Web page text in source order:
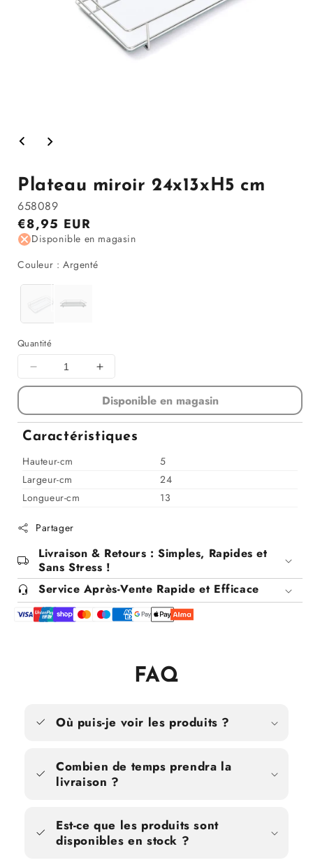
le
la
modale
Plateau miroir 24x13xH5 cm
658089
Prix
régulier
€8,95 EUR
Disponible en magasin
Couleur : ArgentéCouleur
Quantité
Diminuer
la
pour
Plateau
24x13xH5
cm
Augmenter
la
quantité
pour
Plateau
miroir
Disponible en magasin
Caractéristiques
Hauteur-cm
5
Largeur-cm
24
Longueur-cm
13
Partager
Livraison & Retours : Simples, Rapides et
Sans Stress !
Service Après-Vente Rapide et Efficace
FAQ
Où puis-je voir les produits ?
Combien de temps prendra la
livraison ?
Est-ce que les produits sont
disponibles en stock ?